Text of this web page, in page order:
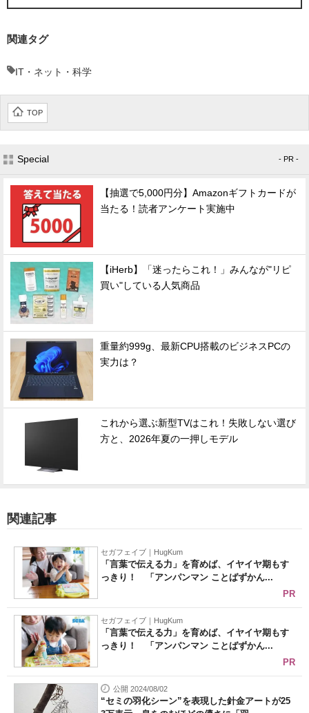
関連タグ
IT・ネット・科学
TOP
Special - PR -
【抽選で5,000円分】Amazonギフトカードが
当たる！読者アンケート実施中
【iHerb】「迷ったらこれ！」みんなが"リピ
買い"している人気商品
重量約999g、最新CPU搭載のビジネスPCの
実力は？
これから選ぶ新型TVはこれ！失敗しない選び
方と、2026年夏の一押しモデル
関連記事
セガフェイブ｜HugKum
「言葉で伝える力」を育めば、イヤイヤ期もす
っきり！ 「アンパンマン ことばずかん...
PR
セガフェイブ｜HugKum
「言葉で伝える力」を育めば、イヤイヤ期もす
っきり！ 「アンパンマン ことばずかん...
PR
公開 2024/08/02
“セミの羽化シーン”を表現した針金アートが25